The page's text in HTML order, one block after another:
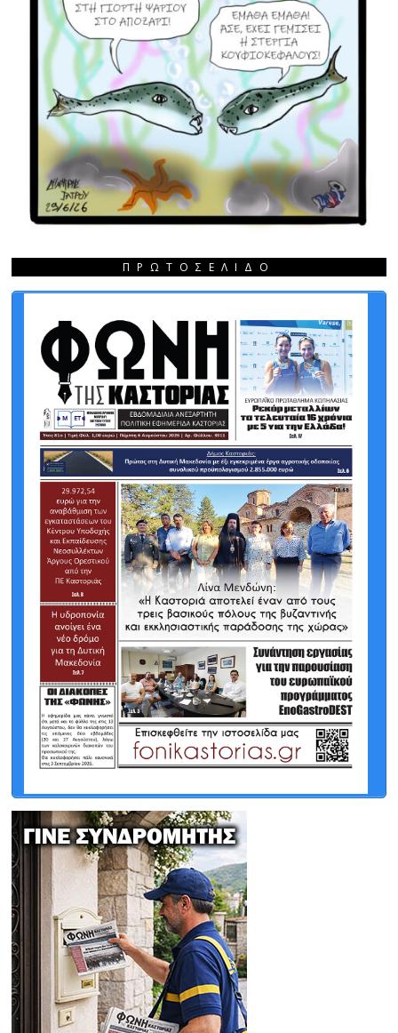
ΠΡΩΤΟΣΈΛΙΔΟ